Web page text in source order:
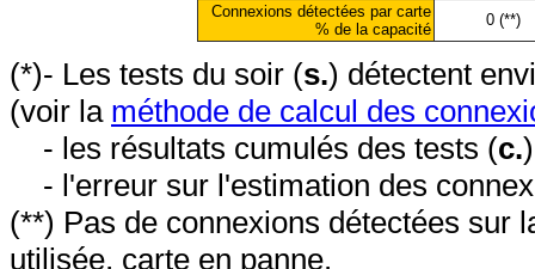
Connexions détectées par carte
% de la capacité
0 (**)
(*)- Les tests du soir (s.) détectent
(voir la méthode de calcul des
- les résultats cumulés des tests (c.
- l'erreur sur l'estimation des
(**) Pas de connexions détectées sur
utilisée, carte en panne.